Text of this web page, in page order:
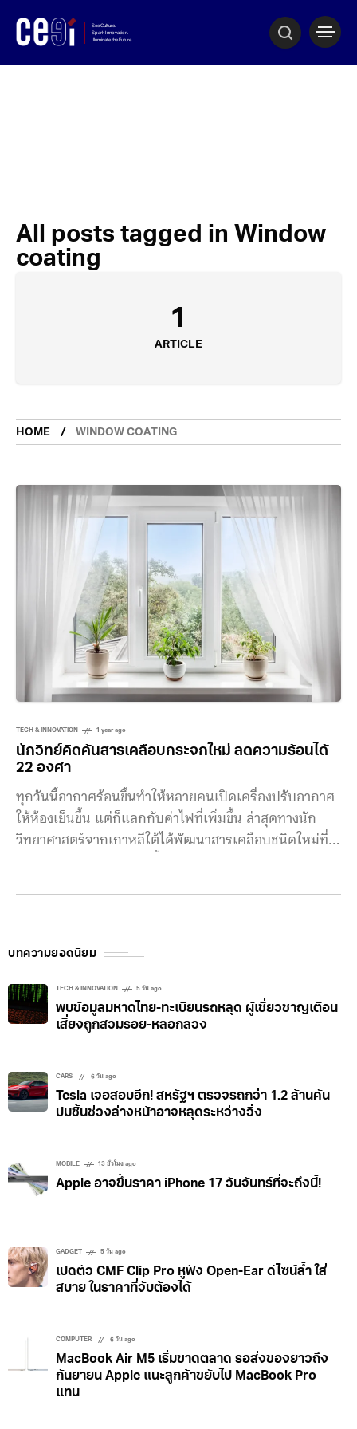
All posts tagged in Window
coating
1
ARTICLE
HOME WINDOW COATING
TECH & INNOVATION 1 year ago
นักวิทย์คิดค้นสารเคลือบกระจกใหม่ ลดความร้อนได้
22 องศา
ทุกวันนี้อากาศร้อนขึ้นทำให้หลายคนเปิดเครื่องปรับอากาศ
ให้ห้องเย็นขึ้น แต่ก็แลกกับค่าไฟที่เพิ่มขึ้น ล่าสุดทางนัก
วิทยาศาสตร์จากเกาหลีใต้ได้พัฒนาสารเคลือบชนิดใหม่ที่
สามารถระบายออกไปทางหน้าต่างได้ ในช่วงที่อากาศร้อน
ความร้อน ทางนักวิจัยจาก POSTECH และมหาวิทยาลัย
เกาหลีพยายามแก้ปัญหานี้ด้วยการเคลือบชนิดใหม่ ซึ่งทีม
ออกแบบเลือกใช้วัสดุที่สามารถแผ่ความร้อนออกไปได้ ใน
นี้ประกอบด้วยสามชั้นที่มีบทบาทต่างกัน ชั้นบนสุดจะเป็น
โพลีไดเมทิลซิโลเซน (PDMS) ซึ่งปล่อยรังสีอินฟราเรดช่วง
ไกลซึ่งรู้สึกได้ในรูปของความร้อน ตรงกลางเป็นชั้นเงินบางๆ
ชั้นนี้ยังประกอบไปด้วยรูขนาดเล็กเพื่อให้แสงที่มองเห็นได้
ผ่านเข้ามาได้ ส่วนชั้นที่สามคือ กระจกแบรกก์ ประกอบ
บทความยอดนิยม
TECH & INNOVATION 5 วัน ago
พบข้อมูลมหาดไทย-ทะเบียนรถหลุด ผู้เชี่ยวชาญเตือน
เสี่ยงถูกสวมรอย-หลอกลวง
CARS 6 วัน ago
Tesla เจอสอบอีก! สหรัฐฯ ตรวจรถกว่า 1.2 ล้านคัน
ปมชิ้นช่วงล่างหน้าอาจหลุดระหว่างวิ่ง
MOBILE 13 ชั่วโมง ago
Apple อาจขึ้นราคา iPhone 17 วันจันทร์ที่จะถึงนี้!
GADGET 5 วัน ago
เปิดตัว CMF Clip Pro หูฟัง Open-Ear ดีไซน์ล้ำ ใส่
สบาย ในราคาที่จับต้องได้
COMPUTER 6 วัน ago
MacBook Air M5 เริ่มขาดตลาด รอส่งของยาวถึง
กันยายน Apple แนะลูกค้าขยับไป MacBook Pro
แทน